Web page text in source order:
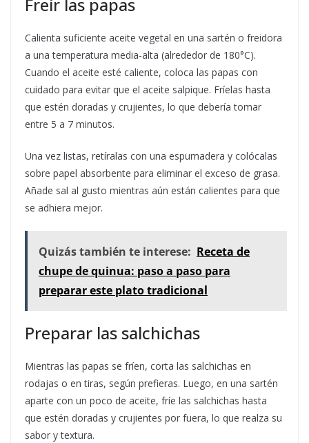
Freír las papas
Calienta suficiente aceite vegetal en una sartén o freidora
a una temperatura media-alta (alrededor de 180°C).
Cuando el aceite esté caliente, coloca las papas con
cuidado para evitar que el aceite salpique. Fríelas hasta
que estén doradas y crujientes, lo que debería tomar
entre 5 a 7 minutos.
Una vez listas, retíralas con una espumadera y colócalas
sobre papel absorbente para eliminar el exceso de grasa.
Añade sal al gusto mientras aún están calientes para que
se adhiera mejor.
Quizás también te interese: Receta de
chupe de quinua: paso a paso para
preparar este plato tradicional
Preparar las salchichas
Mientras las papas se fríen, corta las salchichas en
rodajas o en tiras, según prefieras. Luego, en una sartén
aparte con un poco de aceite, fríe las salchichas hasta
que estén doradas y crujientes por fuera, lo que realza su
sabor y textura.